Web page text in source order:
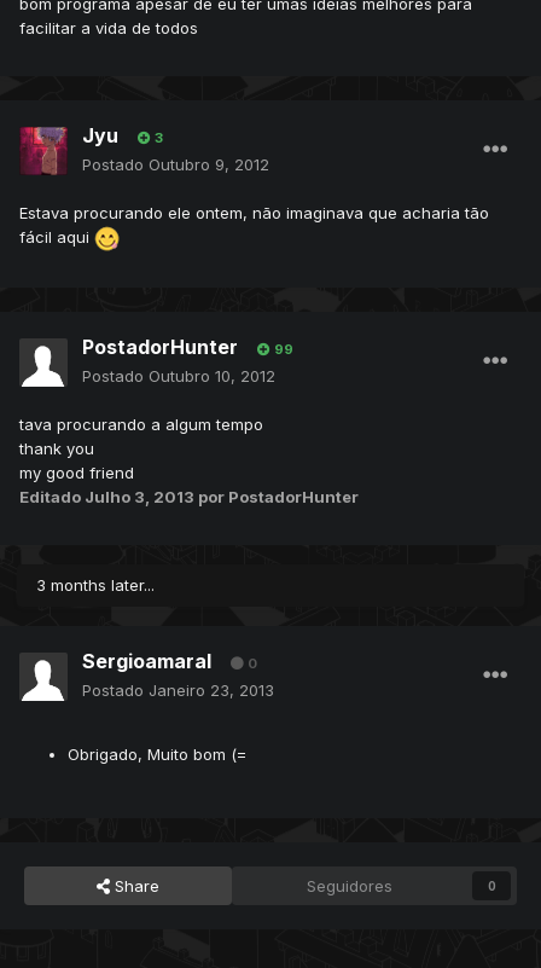
bom programa apesar de eu ter umas ideias melhores para
facilitar a vida de todos
Jyu 3
Postado Outubro 9, 2012
Estava procurando ele ontem, não imaginava que acharia tão
fácil aqui
PostadorHunter 99
Postado Outubro 10, 2012
tava procurando a algum tempo
thank you
my good friend
Editado Julho 3, 2013 por PostadorHunter
3 months later...
Sergioamaral 0
Postado Janeiro 23, 2013
Obrigado, Muito bom (=
Share Seguidores 0